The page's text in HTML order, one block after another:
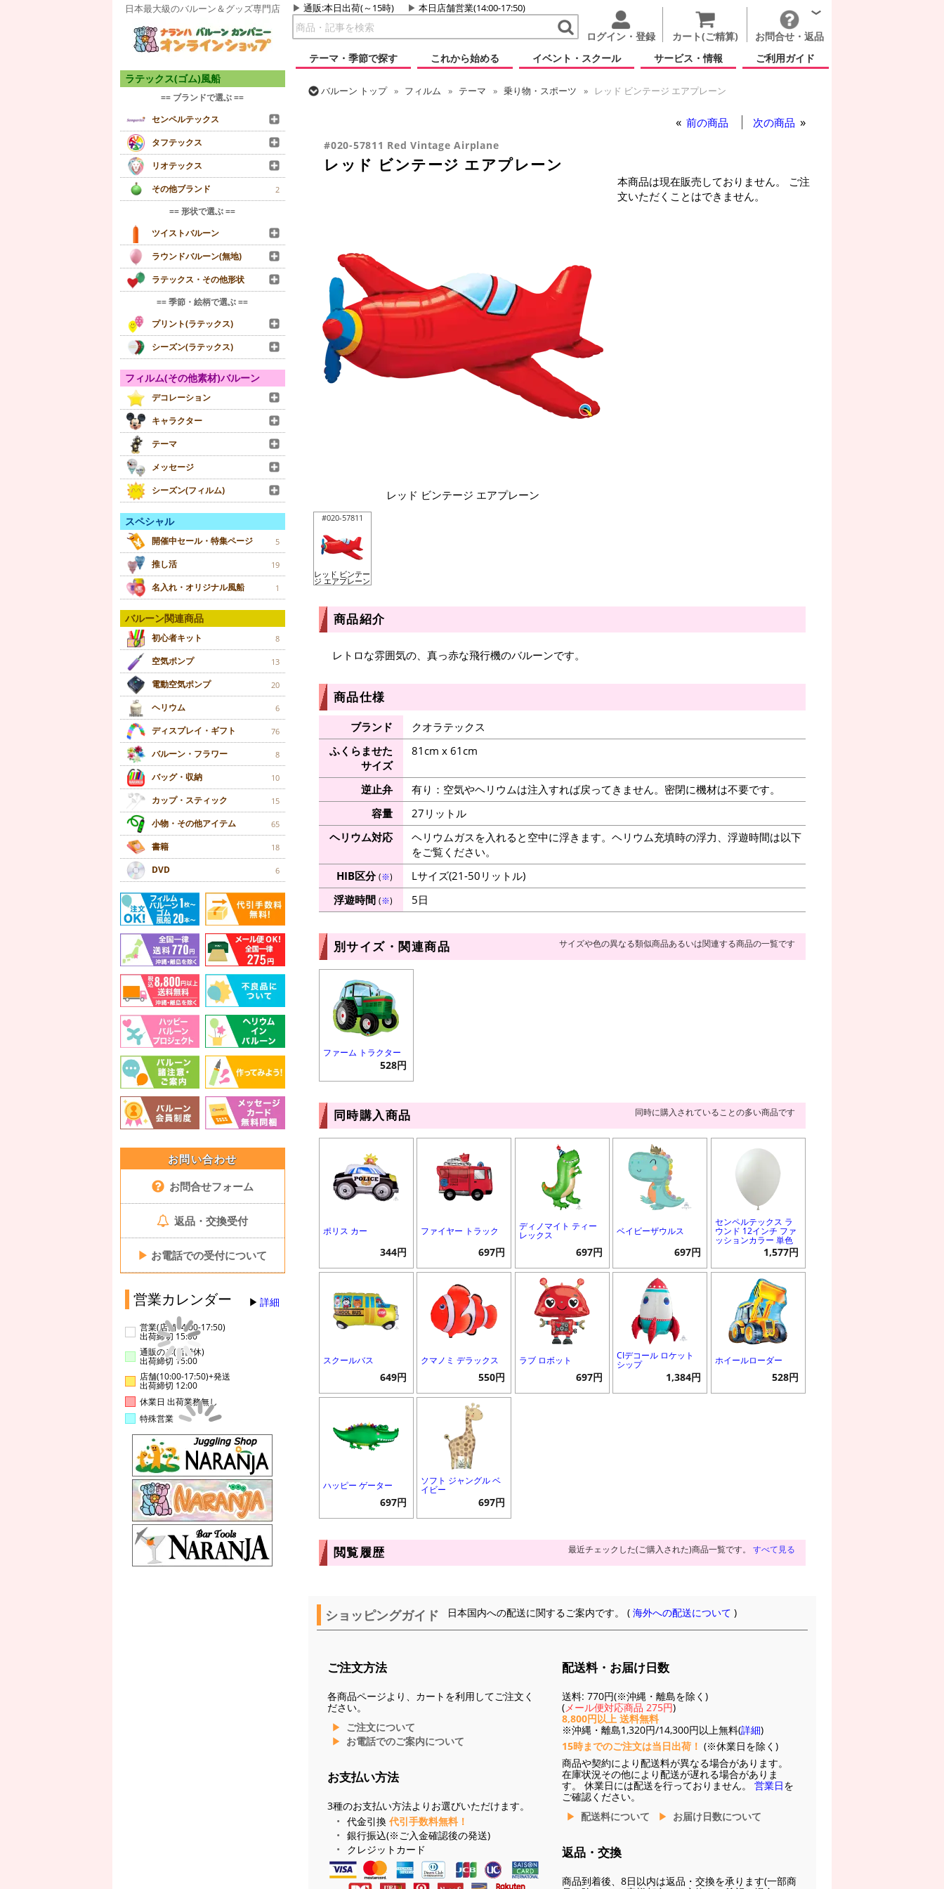
日本最大級のバルーン＆グッズ専門店 通販:本日出荷(～15時) 本日店舗営業(14:00-17:50)
ログイン・登録 カート(ご精算)
お問合せ・返品
テーマ・季節で探す
これから始める イベント・スクール サービス・情報 ご利用ガイド
ラテックス(ゴム)風船
== ブランドで選ぶ ==
センペルテックス
タフテックス
リオテックス
その他ブランド
2
== 形状で選ぶ ==
ツイストバルーン
ラウンドバルーン(無地)
ラテックス・その他形状
== 季節・絵柄で選ぶ ==
プリント(ラテックス)
シーズン(ラテックス)
フィルム(その他素材)バルーン
デコレーション
キャラクター
テーマ
メッセージ
シーズン(フィルム)
スペシャル
開催中セール・特集ページ 5
推し活 19
名入れ・オリジナル風船 1
バルーン関連商品
初心者キット 8
空気ポンプ 13
電動空気ポンプ 20
ヘリウム 6
ディスプレイ・ギフト 76
バルーン・フラワー 8
バッグ・収納 10
カップ・スティック 15
小物・その他アイテム 65
書籍 18
DVD 6
お問い合わせ
お問合せフォーム
返品・交換受付
▶ お電話での受付について
営業カレンダー 詳細
営業(店舗14:00-17:50)
出荷締切 15:00
通販のみ(店舗休)
出荷締切 15:00
店舗(10:00-17:50)+発送
出荷締切 12:00
休業日 出荷業務無し
特殊営業
バルーン トップ フィルム テーマ 乗り物・スポーツ
レッド ビンテージ エアプレーン
前の商品 次の商品
#020-57811 Red Vintage Airplane
レッド ビンテージ エアプレーン
レッド ビンテージ エアプレーン
#020-57811
レッド ビンテー
ジ エアプレーン
本商品は現在販売しておりません。 ご注
文いただくことはできません。
商品紹介
レトロな雰囲気の、真っ赤な飛行機のバルーンです。
商品仕様
ブランド
クオラテックス
ふくらませた
サイズ
81cm x 61cm
逆止弁
有り：空気やヘリウムは注入すれば戻ってきません。密閉に機材は不要です。
容量
27リットル
ヘリウム対応
ヘリウムガスを入れると空中に浮きます。ヘリウム充填時の浮力、浮遊時間は以下
をご覧ください。
HIB区分(※)
Lサイズ(21-50リットル)
浮遊時間 (※) 5日
別サイズ・関連商品 サイズや色の異なる類似商品あるいは関連する商品の一覧です
ファーム トラクター
528円
同時購入商品 同時に購入されていることの多い商品です
ポリス カー
344円
ファイヤー トラック
697円
ディノマイト ティー
レックス
697円
ベイビーザウルス
697円
センペルテックス ラ
ウンド 12インチ ファ
ッションカラー 単色
1,577円
スクールバス
649円
クマノミ デラックス
550円
ラブ ロボット
697円
CIデコール ロケット
シップ
1,384円
ホイールローダー
528円
ハッピー ゲーター
697円
ソフト ジャングル ベ
イビー
697円
閲覧履歴 最近チェックした(ご購入された)商品一覧です。 すべて見る
ショッピングガイド 日本国内への配送に関するご案内です。 (海外への配送について )
ご注文方法
各商品ページより、カートを利用してご注文く
ださい。
ご注文について
お電話でのご案内について
お支払い方法
3種のお支払い方法よりお選びいただけます。
代金引換 代引手数料無料！
銀行振込(※ご入金確認後の発送)
クレジットカード
配送料・お届け日数
送料: 770円(※沖縄・離島を除く)
(メール便対応商品 275円)
8,800円以上 送料無料
※沖縄・離島1,320円/14,300円以上無料(詳細)
15時までのご注文は当日出荷！ (※休業日を除く)
商品や契約により配送料が異なる場合があります。
在庫状況その他により配送が遅れる場合がありま
す。 休業日には配送を行っておりません。 営業日を
ご確認ください。
配送料について
お届け日数について
返品・交換
商品到着後、8日以内は返品・交換を承ります(一部商